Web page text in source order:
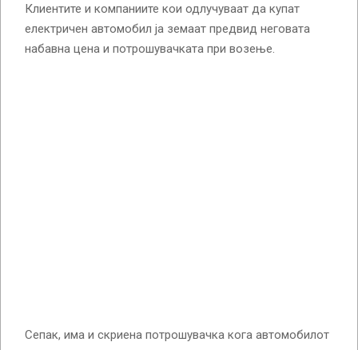
Клиентите и компаниите кои одлучуваат да купат
електричен автомобил ја земаат предвид неговата
набавна цена и потрошувачката при возење.
Сепак, има и скриена потрошувачка кога автомобилот